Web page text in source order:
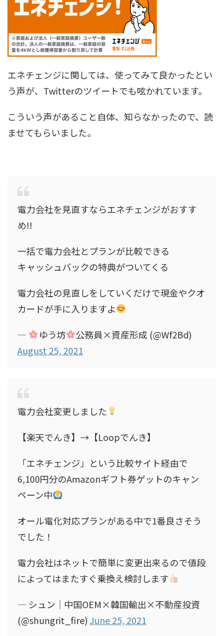
エネチェンジに関しては、使ってみて良かったとい
う声が、Twitterのツイートでも呟かれています。
こういう声があること自体、知らなかったので、読
ませてもらいました。
電力会社を見直すならエネチェンジがおすす
め!!
一括で電力会社とプランが比較できる
キャッシュバックの特典がついてくる
電力会社の見直しをしていくだけで現金やクオ
カードが手に入りますよ
—
ゆう坊
公務員×資産形成 (@Wf2Bd)
August 25, 2021
電力会社変更しました
【楽天でんき】→【Loopでんき】
「エネチェンジ」という比較サイト経由で
6,100円分のAmazonギフト券ゲットのキャン
ペーン中
オール電化対応プランがある中で1番良さそう
でした！
電力会社はネットで簡単に変更出来るので値段
によってはまたすぐ乗換え検討します
— シュン｜中国OEM×韓国輸出×不動産投資
(@shungrit_fire)June 25, 2021